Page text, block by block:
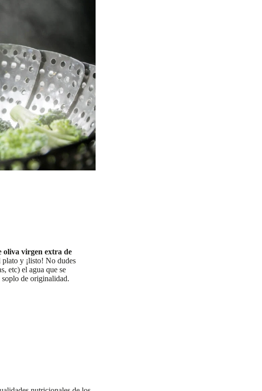
oliva virgen extra de
plato y ¡listo! No dudes
etc) el agua que se
de originalidad.